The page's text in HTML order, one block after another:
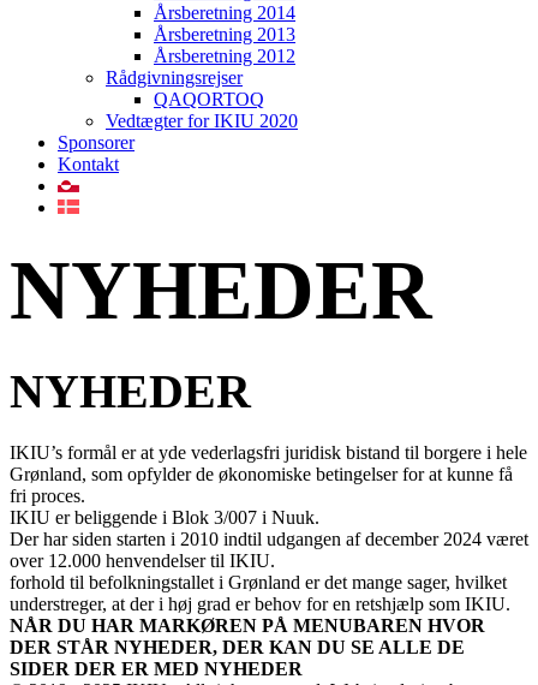
Årsberetning 2014
Årsberetning 2013
Årsberetning 2012
Rådgivningsrejser
QAQORTOQ
Vedtægter for IKIU 2020
Sponsorer
Kontakt
NYHEDER
NYHEDER
IKIU’s formål er at yde vederlagsfri juridisk bistand til borgere i hele
Grønland, som opfylder de økonomiske betingelser for at kunne få
fri proces.
IKIU er beliggende i Blok 3/007 i Nuuk.
Der har siden starten i 2010 indtil udgangen af december 2024 været
over 12.000 henvendelser til IKIU.
forhold til befolkningstallet i Grønland er det mange sager, hvilket
understreger, at der i høj grad er behov for en retshjælp som IKIU.
NÅR DU HAR MARKØREN PÅ MENUBAREN HVOR
DER STÅR NYHEDER, DER KAN DU SE ALLE DE
SIDER DER ER MED NYHEDER